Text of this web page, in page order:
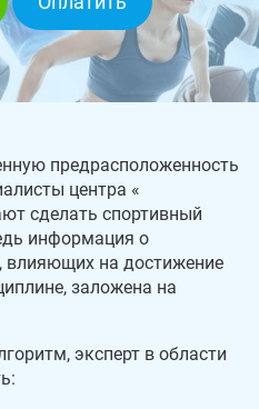
предрасположенность
центра «
сделать спортивный
информация о
влияющих на достижение
заложена на
эксперт в области